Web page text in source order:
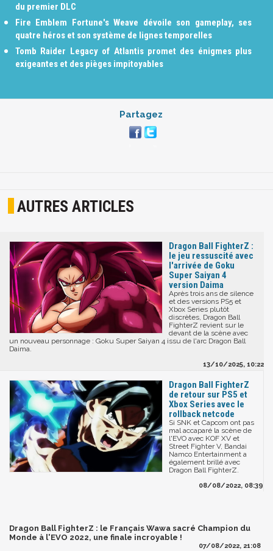
du premier DLC
Fire Emblem Fortune's Weave dévoile son gameplay, ses
quatre héros et son système de lignes temporelles
Tomb Raider Legacy of Atlantis promet des énigmes plus
exigeantes et des pièges impitoyables
Partagez
AUTRES ARTICLES
Dragon Ball FighterZ :
le jeu ressuscité avec
l'arrivée de Goku
Super Saiyan 4
version Daima
Après trois ans de silence
et des versions PS5 et
Xbox Series plutôt
discrètes, Dragon Ball
FighterZ revient sur le
devant de la scène avec
un nouveau personnage : Goku Super Saiyan 4 issu de l'arc Dragon Ball
Daima.
13/10/2025, 10:22
Dragon Ball FighterZ
de retour sur PS5 et
Xbox Series avec le
rollback netcode
Si SNK et Capcom ont pas
mal accaparé la scène de
l'EVO avec KOF XV et
Street Fighter V, Bandai
Namco Entertainment a
également brillé avec
Dragon Ball FighterZ.
08/08/2022, 08:39
Dragon Ball FighterZ : le Français Wawa sacré Champion du
Monde à l'EVO 2022, une finale incroyable !
07/08/2022, 21:08